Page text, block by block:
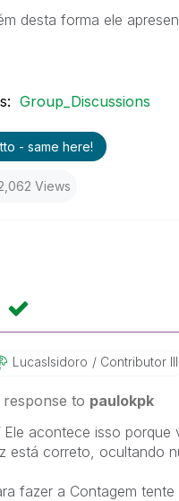
desta forma ele
Group_Discussions
- same here!
Views
LucasIsidoro Contributor III
response to paulokpk
Ele acontece isso
está correto, ocultando
fazer a Contagem